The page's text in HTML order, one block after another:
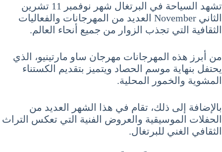
تشهد السياحة في البرتغال شهر نوفمبر 11 تشرين
الثاني November العديد من المهرجانات والفعاليات
الثقافية التي تجذب الزوار من جميع أنحاء العالم.
من أبرز هذه المهرجانات مهرجان ساو مارتينيو، الذي
يحتفل بنهاية موسم الحصاد ويتميز بتقديم الكستناء
المشوية والخمور المحلية.
بالإضافة إلى ذلك، تقام في هذا الشهر العديد من
الحفلات الموسيقية والعروض الفنية التي تعكس التراث
الثقافي الغني للبرتغال.